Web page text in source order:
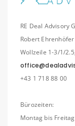
RE Deal Advisory
Robert Ehrenhöfer
Wollzeile 1-3/1/
+43 1 718 88 00
Bürozeiten:
Montag bis Freitag